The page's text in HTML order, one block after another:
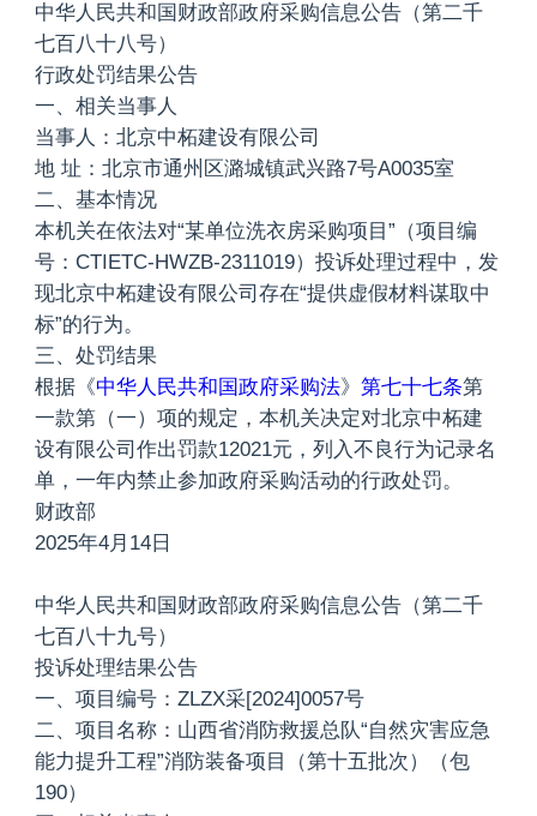
中华人民共和国财政部政府采购信息公告（第二千
七百八十八号）
行政处罚结果公告
一、相关当事人
当事人：北京中柘建设有限公司
地 址：北京市通州区潞城镇武兴路7号A0035室
二、基本情况
本机关在依法对“某单位洗衣房采购项目”（项目编
号：CTIETC-HWZB-2311019）投诉处理过程中，发
现北京中柘建设有限公司存在“提供虚假材料谋取中
标”的行为。
三、处罚结果
根据《中华人民共和国政府采购法》 第七十七条第
一款第（一）项的规定，本机关决定对北京中柘建
设有限公司作出罚款12021元，列入不良行为记录名
单，一年内禁止参加政府采购活动的行政处罚。
财政部
2025年4月14日
中华人民共和国财政部政府采购信息公告（第二千
七百八十九号）
投诉处理结果公告
一、项目编号：ZLZX采[2024]0057号
二、项目名称：山西省消防救援总队“自然灾害应急
能力提升工程”消防装备项目（第十五批次）（包
190）